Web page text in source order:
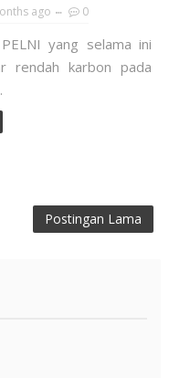
ago 0
yang selama ini
rendah karbon pada
Postingan Lama